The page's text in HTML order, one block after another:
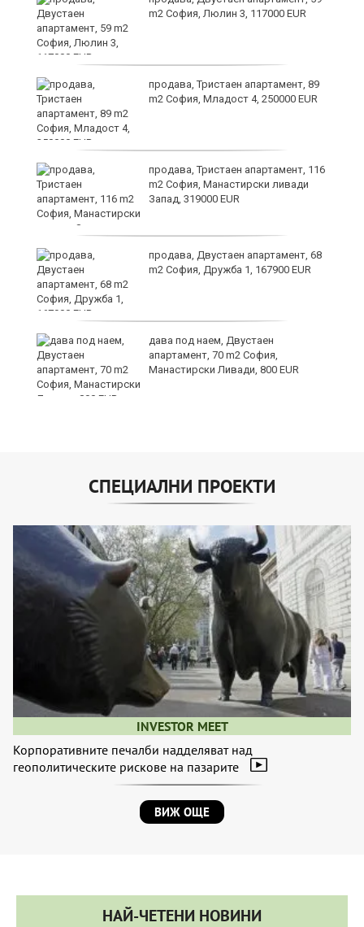
m2 София, Люлин 3, 117000 EUR
продава, Тристаен апартамент, 89
m2 София, Младост 4, 250000 EUR
продава, Тристаен апартамент, 116
m2 София, Манастирски ливади
Запад, 319000 EUR
продава, Двустаен апартамент, 68
m2 София, Дружба 1, 167900 EUR
дава под наем, Двустаен
апартамент, 70 m2 София,
Манастирски Ливади, 800 EUR
СПЕЦИАЛНИ ПРОЕКТИ
INVESTOR MEET
Корпоративните печалби надделяват над
геополитическите рискове на пазарите
ВИЖ ОЩЕ
НАЙ-ЧЕТЕНИ НОВИНИ